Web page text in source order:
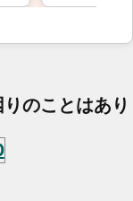
のことはあり